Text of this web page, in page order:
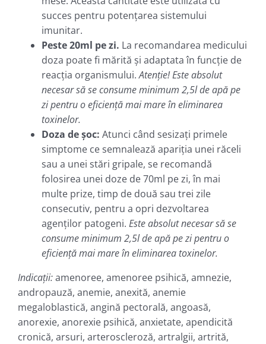
succes pentru potenţarea sistemului
imunitar.
Peste 20ml pe zi. La recomandarea medicului
doza poate fi mărită şi adaptata în funcţie de
reacţia organismului.Atenţie! Este absolut
necesar să se consume minimum 2,5l de apă pe
zi pentru o eficienţă mai mare în eliminarea
toxinelor.
Doza de şoc: Atunci când sesizaţi primele
simptome ce semnalează apariţia unei răceli
sau a unei stări gripale, se recomandă
folosirea unei doze de 70ml pe zi, în mai
multe prize, timp de două sau trei zile
consecutiv, pentru a opri dezvoltarea
agenţilor patogeni. Este absolut necesar să se
consume minimum 2,5l de apă pe zi pentru o
eficienţă mai mare în eliminarea toxinelor.
Indicaţii:amenoree, amenoree psihică, amnezie,
andropauză, anemie, anexită, anemie
megaloblastică, angină pectorală, angoasă,
anorexie, anorexie psihică, anxietate, apendicită
cronică, arsuri, arteroscleroză, artralgii, artrită,